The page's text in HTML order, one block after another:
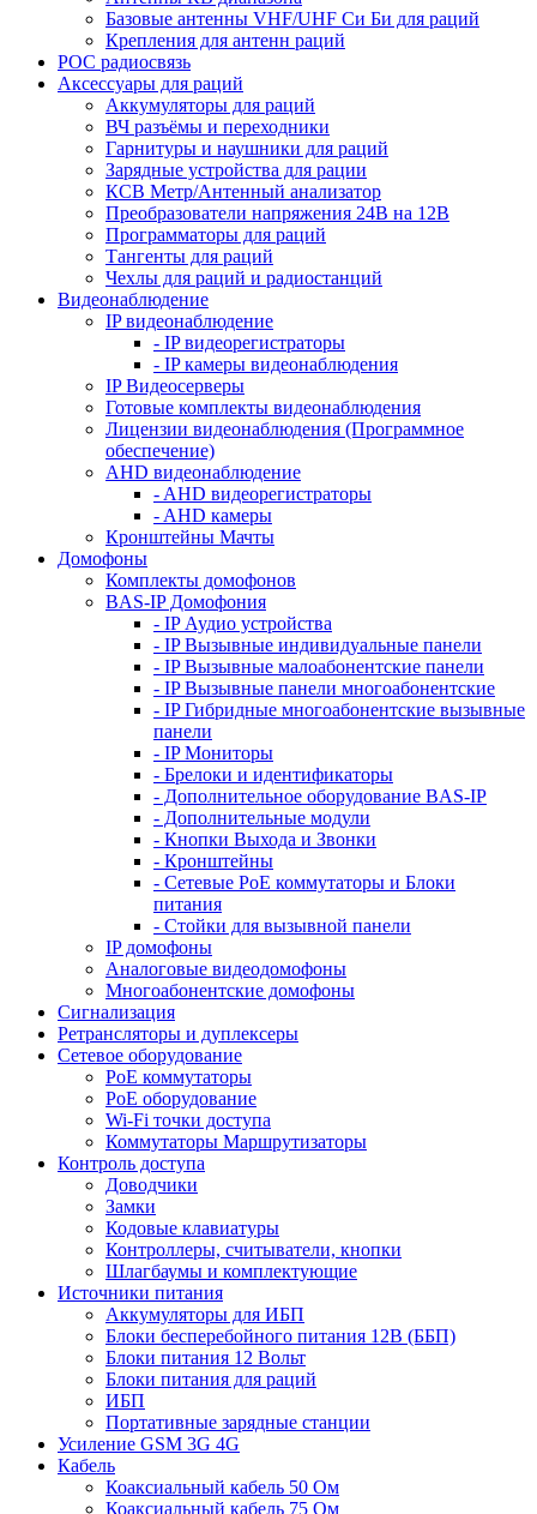
Базовые антенны VHF/UHF Си Би для раций
Крепления для антенн раций
POC радиосвязь
Аксессуары для раций
Аккумуляторы для раций
ВЧ разъёмы и переходники
Гарнитуры и наушники для раций
Зарядные устройства для рации
КСВ Метр/Антенный анализатор
Преобразователи напряжения 24В на 12В
Программаторы для раций
Тангенты для раций
Чехлы для раций и радиостанций
Видеонаблюдение
IP видеонаблюдение
- IP видеорегистраторы
- IP камеры видеонаблюдения
IP Видеосерверы
Готовые комплекты видеонаблюдения
Лицензии видеонаблюдения (Программное
обеспечение)
AHD видеонаблюдение
- AHD видеорегистраторы
- AHD камеры
Кронштейны Мачты
Домофоны
Комплекты домофонов
BAS-IP Домофония
- IP Аудио устройства
- IP Вызывные индивидуальные панели
- IP Вызывные малоабонентские панели
- IP Вызывные панели многоабонентские
- IP Гибридные многоабонентские вызывные
панели
- IP Мониторы
- Брелоки и идентификаторы
- Дополнительное оборудование BAS-IP
- Дополнительные модули
- Кнопки Выхода и Звонки
- Кронштейны
- Сетевые PoE коммутаторы и Блоки
питания
- Стойки для вызывной панели
IP домофоны
Аналоговые видеодомофоны
Многоабонентские домофоны
Сигнализация
Ретрансляторы и дуплексеры
Сетевое оборудование
PoE коммутаторы
PoE оборудование
Wi-Fi точки доступа
Коммутаторы Маршрутизаторы
Контроль доступа
Доводчики
Замки
Кодовые клавиатуры
Контроллеры, считыватели, кнопки
Шлагбаумы и комплектующие
Источники питания
Аккумуляторы для ИБП
Блоки бесперебойного питания 12В (ББП)
Блоки питания 12 Вольт
Блоки питания для раций
ИБП
Портативные зарядные станции
Усиление GSM 3G 4G
Кабель
Коаксиальный кабель 50 Ом
Коаксиальный кабель 75 Ом